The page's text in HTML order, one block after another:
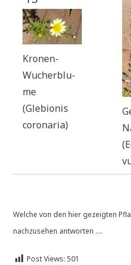
Kro­nen-
Wucher­blu­
me
(Gle­bio­nis
coronaria)
Wel­che von den hier gezeig­ten
nach­zu­se­hen antworten ....
Post Views: 501